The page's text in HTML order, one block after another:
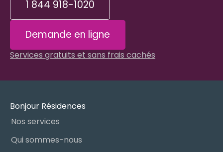
1 844 918-1020
Demande en ligne
Services gratuits et sans frais cachés
Bonjour Résidences
Nos services
Qui sommes-nous